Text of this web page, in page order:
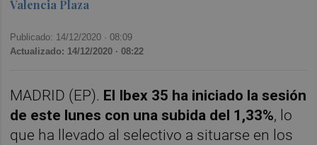
Valencia Plaza
Publicado: 14/12/2020 ·08:09
Actualizado: 14/12/2020 · 08:22
MADRID (EP). El Ibex 35 ha iniciado la sesión
de este lunes con una subida del 1,33%, lo
que ha llevado al selectivo a situarse en los